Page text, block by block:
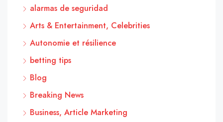
alarmas de seguridad
Arts & Entertainment, Celebrities
Autonomie et résilience
betting tips
Blog
Breaking News
Business, Article Marketing